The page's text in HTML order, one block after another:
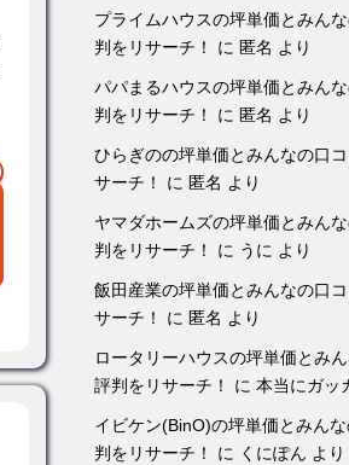
プライムハウスの坪単価とみん
判をリサーチ！
に 匿名 より
パパまるハウスの坪単価とみん
判をリサーチ！
に 匿名 より
ひらぎのの坪単価とみんなの口
サーチ！
に 匿名 より
ヤマダホームズの坪単価とみん
判をリサーチ！
に うに より
飯田産業の坪単価とみんなの口
サーチ！
に 匿名 より
ロータリーハウスの坪単価とみ
評判をリサーチ！
に 本当にガッ
イビケン(BinO)の坪単価とみん
判をリサーチ！
に くにぽん より